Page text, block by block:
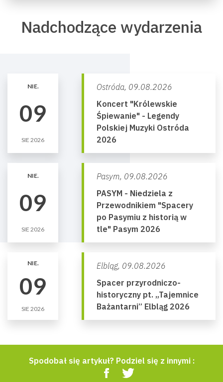
Nadchodzące wydarzenia
NIE.
09
SIE 2026
Ostróda, 09.08.2026
Koncert "Królewskie
Śpiewanie" - Legendy
Polskiej Muzyki Ostróda
2026
NIE.
09
SIE 2026
Pasym, 09.08.2026
PASYM - Niedziela z
Przewodnikiem "Spacery
po Pasymiu z historią w
tle" Pasym 2026
NIE.
09
SIE 2026
Elbląg, 09.08.2026
Spacer przyrodniczo-
historyczny pt. „Tajemnice
Bażantarni” Elbląg 2026
Spodobał się artykuł? Podziel się z innymi :